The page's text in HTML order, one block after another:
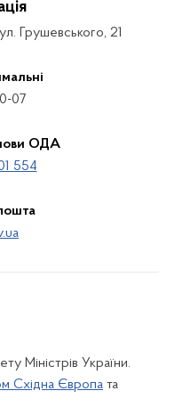
Грушевського, 21
07
ОДА
554
Міністрів України.
Східна Європа та